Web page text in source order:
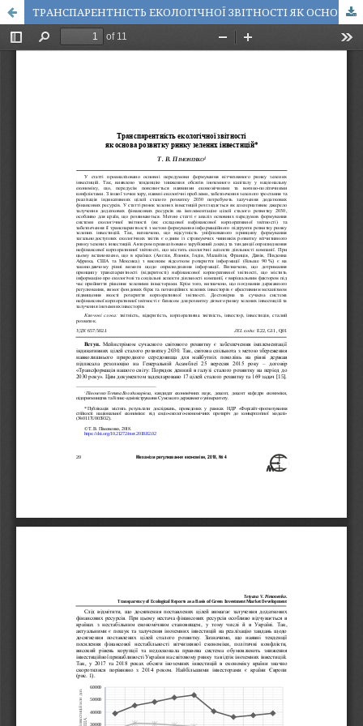
ТРАНСПАРЕНТНІСТЬ ЕКОЛОГІЧНОЇ ЗВІТНОСТІ ЯК ОСНОВА РОЗВИТКУ РИНКУ ЗЕЛЕНИХ ІНВЕСТИЦІЙ